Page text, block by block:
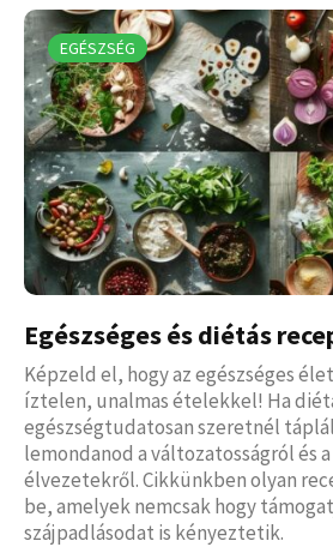
EGÉSZSÉG
Egészséges és diétás
Képzeld el, hogy az egészséges
íztelen, unalmas ételekkel! Ha
egészségtudatosan szeretnél
lemondanod a változatosságról és
élvezetekről. Cikkünkben olyan
be, amelyek nemcsak hogy
szájpadlásodat is kényeztetik.